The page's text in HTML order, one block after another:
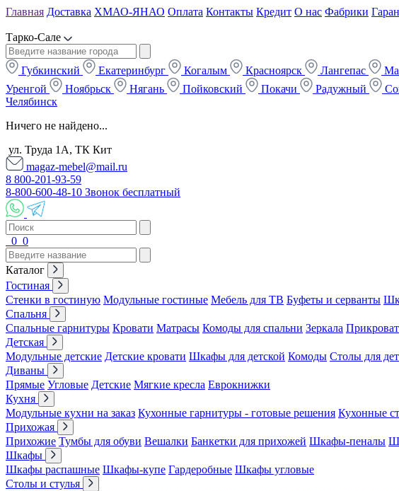
Главная Доставка ХМАО-ЯНАО Оплата Контакты Кредит О нас Фабрики
Тарко-Сале
Губкинский Екатеринбург Когалым Красноярск Лангепас
Уренгой
Ноябрьск Нягань Пойковский Покачи Радужный
Челябинск
Ничего не найдено...
ул. Труда 1А, ТК Кит
magaz-mebel@mail.ru
8 800-201-93-59
8-800-600-48-10 Звонок бесплатный
0 0
Каталог
Гостиная
Стенки в гостиную Модульные гостиные Мебель для ТВ Буфеты и серванты
Спальня
Спальные гарнитуры Кровати Матрасы Комоды для спальни Зеркала
Детская
Модульные детские Детские кровати Шкафы для детской Комоды Столы для
Диваны
Прямые Угловые Детские Мягкие кресла Еврокнижки
Кухня
Модульные кухни на заказ Кухонные гарнитуры - готовые решения Кухонные
Прихожая
Прихожие Тумбы для обуви Вешалки Банкетки для прихожей Шкафы-пеналы
Шкафы
Шкафы распашные Шкафы-купе Гардеробные Шкафы угловые
Столы и стулья